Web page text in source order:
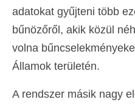
adatokat gyűjteni több
bűnözőről, akik közül
volna
Államok területén.
A rendszer másik nagy